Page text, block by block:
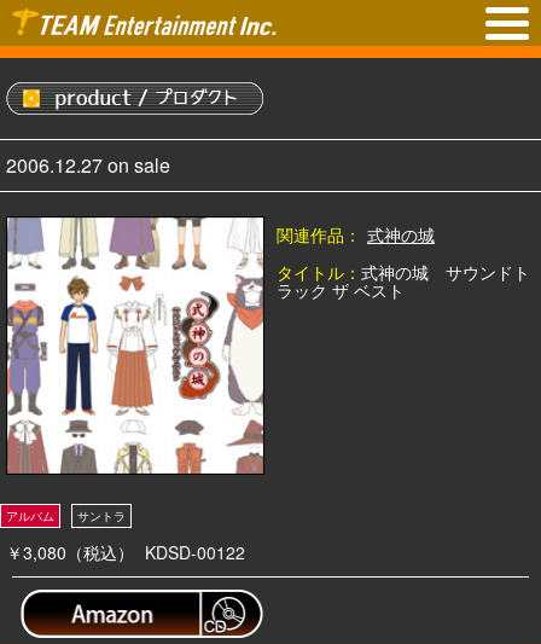
2006.12.27 on sale
関連作品： 式神の城
タイトル： 式神の城 サウンドト
ラック ザ ベスト
￥3,080（税込） KDSD-00122